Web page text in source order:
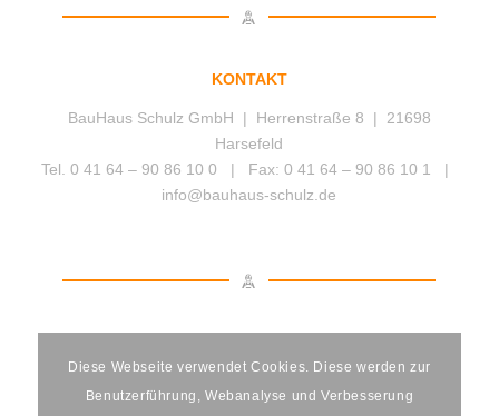
KONTAKT
BauHaus Schulz GmbH | Herrenstraße 8 | 21698
Harsefeld
Tel. 0 41 64 – 90 86 10 0 | Fax: 0 41 64 – 90 86 10 1 |
info@bauhaus-schulz.de
© 2019 BauHaus Schulz GmbH
Diese Webseite verwendet Cookies. Diese werden zur
Benutzerführung, Webanalyse und Verbesserung